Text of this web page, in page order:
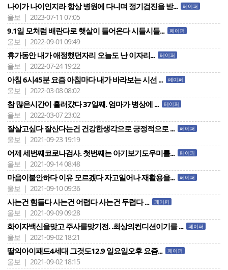
나이가 나이인지라 항상 병원에 다니며 정기검진을 받... 페이퍼
울보 | 2023-07-11 07:05
9.1일 모처럼 배란다로 햇살이 들어온다 시들시들... 페이퍼
울보 | 2022-09-01 09:49
휴가동안 내가 애정했던자리 오늘도 난 이자리... 페이퍼
울보 | 2022-07-24 19:22
아침 6시45분 요즘 아침마다 내가 바라보는 시선 ... 페이퍼
울보 | 2022-03-08 08:02
참 많은시간이 흘러걌다 37일째. 엄마가 병상에 ... 페이퍼
울보 | 2022-03-07 23:02
잘살고싶다 잘산다는건 건강한생각으로 긍정적으로 ... 페이퍼
울보 | 2021-09-23 19:19
어제 세번째코로나검사. 첫번째는 아기보기도우미를... 페이퍼
울보 | 2021-09-14 08:48
마음이불안하다 이유 모르겠다 자고일어나 재활용을... 페이퍼
울보 | 2021-09-10 09:36
사는건 힘들다 사는건 어렵다 사는건 두렵다 ... 페이퍼
울보 | 2021-09-09 09:28
화이자백신을맞고 주사를맞기전. .최상의컨디션이기를 ... 페이퍼
울보 | 2021-09-02 18:21
딸의아이패드4세대 그것도12.9 일요일오후 요즘... 페이퍼
울보 | 2021-09-02 18:15